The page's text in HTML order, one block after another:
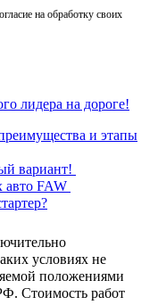
на обработку своих
лидера на дороге!
и этапы
вариант!
авто FAW
условиях не
положениями
Стоимость работ